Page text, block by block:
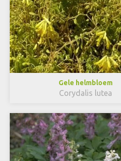
Gele helmbloem
Corydalis lutea